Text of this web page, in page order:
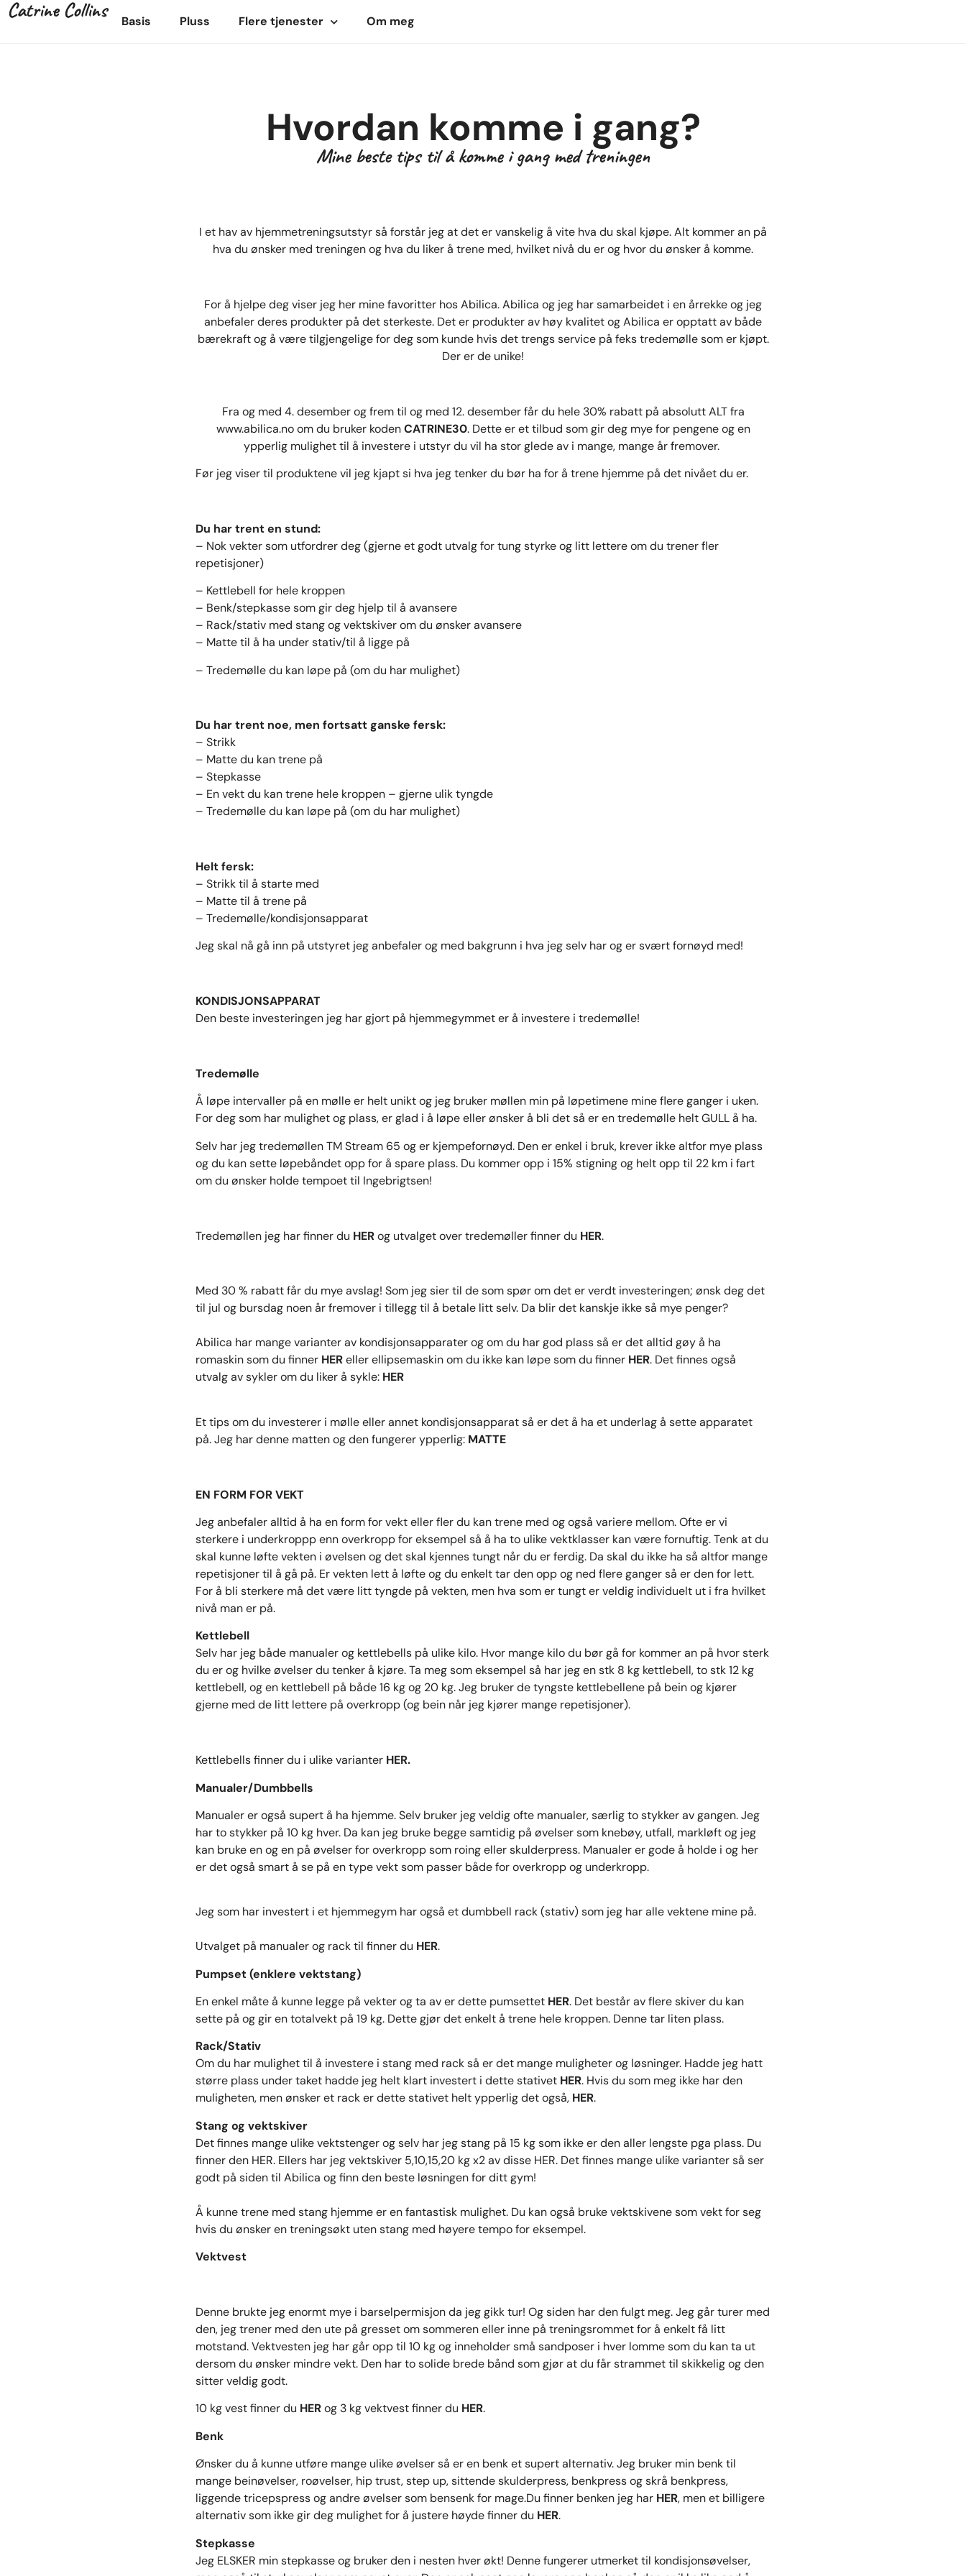
Catrine Collins Basis Pluss Flere tjenester Om meg
Hvordan komme i gang?
Mine beste tips til å komme i gang med treningen
I et hav av hjemmetreningsutstyr så forstår jeg at det er vanskelig å vite hva du skal kjøpe. Alt kommer an på
hva du ønsker med treningen og hva du liker å trene med, hvilket nivå du er og hvor du ønsker å komme.
For å hjelpe deg viser jeg her mine favoritter hos Abilica. Abilica og jeg har samarbeidet i en årrekke og jeg
anbefaler deres produkter på det sterkeste. Det er produkter av høy kvalitet og Abilica er opptatt av både
bærekraft og å være tilgjengelige for deg som kunde hvis det trengs service på feks tredemølle som er kjøpt.
Der er de unike!
Fra og med 4. desember og frem til og med 12. desember får du hele 30% rabatt på absolutt ALT fra
www.abilica.noom du bruker kodenCATRINE30. Dette er et tilbud som gir deg mye for pengene og en
ypperlig mulighet til å investere i utstyr du vil ha stor glede av i mange, mange år fremover.
Før jeg viser til produktene vil jeg kjapt si hva jeg tenker du bør ha for å trene hjemme på det nivået du er.
Du har trent en stund:
– Nok vekter som utfordrer deg (gjerne et godt utvalg for tung styrke og litt lettere om du trener fler
repetisjoner)
– Kettlebell for hele kroppen
– Benk/stepkasse som gir deg hjelp til å avansere
– Rack/stativ med stang og vektskiver om du ønsker avansere
– Matte til å ha under stativ/til å ligge på
– Tredemølle du kan løpe på (om du har mulighet)
Du har trent noe, men fortsatt ganske fersk:
– Strikk
– Matte du kan trene på
– Stepkasse
– En vekt du kan trene hele kroppen – gjerne ulik tyngde
– Tredemølle du kan løpe på (om du har mulighet)
Helt fersk:
– Strikk til å starte med
– Matte til å trene på
– Tredemølle/kondisjonsapparat
Jeg skal nå gå inn på utstyret jeg anbefaler og med bakgrunn i hva jeg selv har og er svært fornøyd med!
KONDISJONSAPPARAT
Den beste investeringen jeg har gjort på hjemmegymmet er å investere i tredemølle!
Tredemølle
Å løpe intervaller på en mølle er helt unikt og jeg bruker møllen min på løpetimene mine flere ganger i uken.
For deg som har mulighet og plass, er glad i å løpe eller ønsker å bli det så er en tredemølle helt GULL å ha.
Selv har jeg tredemøllen TM Stream 65 og er kjempefornøyd. Den er enkel i bruk, krever ikke altfor mye plass
og du kan sette løpebåndet opp for å spare plass. Du kommer opp i 15% stigning og helt opp til 22 km i fart
om du ønsker holde tempoet til Ingebrigtsen!
Tredemøllen jeg har finner du HERog utvalget over tredemøller finner du HER.
Med 30 % rabatt får du mye avslag! Som jeg sier til de som spør om det er verdt investeringen; ønsk deg det
til jul og bursdag noen år fremover i tillegg til å betale litt selv. Da blir det kanskje ikke så mye penger?
Abilica har mange varianter av kondisjonsapparater og om du har god plass så er det alltid gøy å ha
romaskin som du finner HEReller ellipsemaskin om du ikke kan løpe som du finner HER. Det finnes også
utvalg av sykler om du liker å sykle: HER
Et tips om du investerer i mølle eller annet kondisjonsapparat så er det å ha et underlag å sette apparatet
på. Jeg har denne matten og den fungerer ypperlig: MATTE
EN FORM FOR VEKT
Jeg anbefaler alltid å ha en form for vekt eller fler du kan trene med og også variere mellom. Ofte er vi
sterkere i underkroppp enn overkropp for eksempel så å ha to ulike vektklasser kan være fornuftig. Tenk at du
skal kunne løfte vekten i øvelsen og det skal kjennes tungt når du er ferdig. Da skal du ikke ha så altfor mange
repetisjoner til å gå på. Er vekten lett å løfte og du enkelt tar den opp og ned flere ganger så er den for lett.
For å bli sterkere må det være litt tyngde på vekten, men hva som er tungt er veldig individuelt ut i fra hvilket
nivå man er på.
Kettlebell
Selv har jeg både manualer og kettlebells på ulike kilo. Hvor mange kilo du bør gå for kommer an på hvor sterk
du er og hvilke øvelser du tenker å kjøre. Ta meg som eksempel så har jeg en stk 8 kg kettlebell, to stk 12 kg
kettlebell, og en kettlebell på både 16 kg og 20 kg. Jeg bruker de tyngste kettlebellene på bein og kjører
gjerne med de litt lettere på overkropp (og bein når jeg kjører mange repetisjoner).
Kettlebells finner du i ulike varianter HER.
Manualer/Dumbbells
Manualer er også supert å ha hjemme. Selv bruker jeg veldig ofte manualer, særlig to stykker av gangen. Jeg
har to stykker på 10 kg hver. Da kan jeg bruke begge samtidig på øvelser som knebøy, utfall, markløft og jeg
kan bruke en og en på øvelser for overkropp som roing eller skulderpress. Manualer er gode å holde i og her
er det også smart å se på en type vekt som passer både for overkropp og underkropp.
Jeg som har investert i et hjemmegym har også et dumbbell rack (stativ) som jeg har alle vektene mine på.
Utvalget på manualer og rack til finner du HER.
Pumpset (enklere vektstang)
En enkel måte å kunne legge på vekter og ta av er dette pumsettet HER. Det består av flere skiver du kan
sette på og gir en totalvekt på 19 kg. Dette gjør det enkelt å trene hele kroppen. Denne tar liten plass.
Rack/Stativ
Om du har mulighet til å investere i stang med rack så er det mange muligheter og løsninger. Hadde jeg hatt
større plass under taket hadde jeg helt klart investert i dette stativet HER. Hvis du som meg ikke har den
muligheten, men ønsker et rack er dette stativet helt ypperlig det også, HER.
Stang og vektskiver
Det finnes mange ulike vektstenger og selv har jeg stang på 15 kg som ikke er den aller lengste pga plass. Du
finner den HER. Ellers har jeg vektskiver 5,10,15,20 kg x2 av disse HER. Det finnes mange ulike varianter så ser
godt på siden til Abilica og finn den beste løsningen for ditt gym!
Å kunne trene med stang hjemme er en fantastisk mulighet. Du kan også bruke vektskivene som vekt for seg
hvis du ønsker en treningsøkt uten stang med høyere tempo for eksempel.
Vektvest
Denne brukte jeg enormt mye i barselpermisjon da jeg gikk tur! Og siden har den fulgt meg. Jeg går turer med
den, jeg trener med den ute på gresset om sommeren eller inne på treningsrommet for å enkelt få litt
motstand. Vektvesten jeg har går opp til 10 kg og inneholder små sandposer i hver lomme som du kan ta ut
dersom du ønsker mindre vekt. Den har to solide brede bånd som gjør at du får strammet til skikkelig og den
sitter veldig godt.
10 kg vest finner du HERog 3 kg vektvest finner du HER.
Benk
Ønsker du å kunne utføre mange ulike øvelser så er en benk et supert alternativ. Jeg bruker min benk til
mange beinøvelser, roøvelser, hip trust, step up, sittende skulderpress, benkpress og skrå benkpress,
liggende tricepspress og andre øvelser som bensenk for mage.Du finner benken jeg har HER, men et billigere
alternativ som ikke gir deg mulighet for å justere høyde finner du HER.
Stepkasse
Jeg ELSKER min stepkasse og bruker den i nesten hver økt! Denne fungerer utmerket til kondisjonsøvelser,